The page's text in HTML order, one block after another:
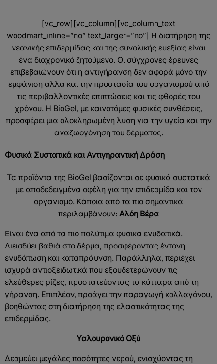
[vc_row][vc_column][vc_column_text
woodmart_inline=”no” text_larger=”no”] Η διατήρηση της
νεανικής επιδερμίδας και της συνολικής ευεξίας είναι
ένα διαχρονικό ζητούμενο. Οι σύγχρονες έρευνες
επιβεβαιώνουν ότι η αντιγήρανση δεν αφορά μόνο την
εμφάνιση αλλά και την προστασία του οργανισμού από
τις περιβαλλοντικές επιπτώσεις και τις φθορές του
χρόνου. Η BioGel, με καινοτόμες φυσικές συνθέσεις,
προσφέρει μια ολοκληρωμένη λύση για την υγεία και την
αναζωογόνηση του δέρματος.
Φυσικά Συστατικά και Αντιγηραντική Δράση
Τα προϊόντα της BioGel βασίζονται σε φυσικά συστατικά
με αποδεδειγμένα οφέλη για την επιδερμίδα και τον
οργανισμό. Κάποια από τα πιο σημαντικά
περιλαμβάνουν: Αλόη Βέρα
Είναι ένα από τα πιο πολύτιμα φυσικά ενυδατικά.
Διεισδύει βαθιά στο δέρμα, προσφέροντας έντονη
ενυδάτωση και καταπράυνση. Παράλληλα, περιέχει
ισχυρά αντιοξειδωτικά που εξουδετερώνουν τις
ελεύθερες ρίζες, προστατεύοντας τα κύτταρα από τη
γήρανση. Επιπλέον, προάγει την παραγωγή κολλαγόνου,
βοηθώντας στη διατήρηση της ελαστικότητας της
επιδερμίδας.
Υαλουρονικό Οξύ
Δεσμεύει μεγάλες ποσότητες νερού, ενισχύοντας τη